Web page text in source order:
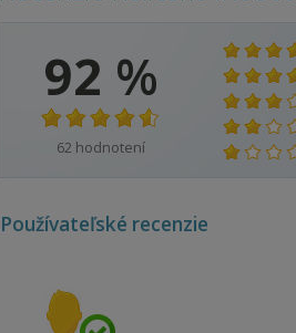
92 %
62 hodnotení
Používateľské recenzie